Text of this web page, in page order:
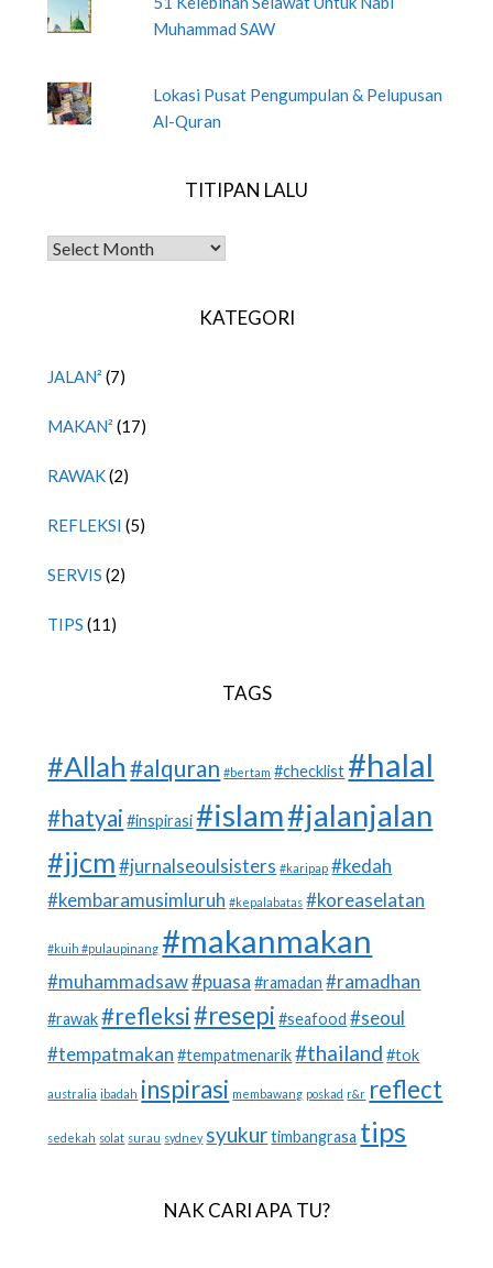
Muhammad SAW
Lokasi Pusat Pengumpulan & Pelupusan
Al-Quran
TITIPAN LALU
TITIPAN LALU
KATEGORI
JALAN² (7)
MAKAN² (17)
RAWAK(2)
REFLEKSI (5)
SERVIS (2)
TIPS (11)
TAGS
#Allah #alquran #bertam #checklist #halal
#hatyai #inspirasi #islam#jalanjalan
#jjcm #jurnalseoulsisters #karipap #kedah
#kembaramusimluruh #kepalabatas #koreaselatan
#kuih #pulaupinang #makanmakan
#muhammadsaw#puasa #ramadan #ramadhan
#rawak #refleksi#resepi #seafood #seoul
#tempatmakan #tempatmenarik #thailand #tok
australia ibadah inspirasi membawang poskad r&r reflect
sedekah solat surau sydney syukur timbangrasa tips
NAK CARI APA TU?